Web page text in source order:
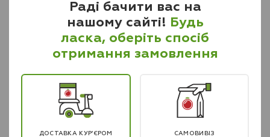
Раді бачити вас на
нашому сайті! Будь
ласка, оберіть спосіб
отримання замовлення
ДОСТАВКА КУР’ЄРОМ САМОВИВІЗ